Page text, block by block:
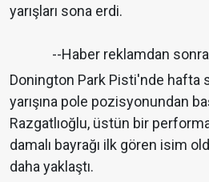
yarışları sona erdi.
--Haber reklamdan
Donington Park Pisti'nde hafta
yarışına pole pozisyonundan
Razgatlıoğlu, üstün bir
damalı bayrağı ilk gören isim
daha yaklaştı.